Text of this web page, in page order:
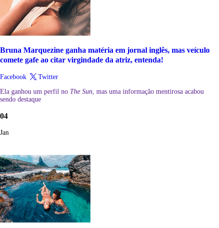
Bruna Marquezine ganha matéria em jornal inglês, mas veículo
comete gafe ao citar virgindade da atriz, entenda!
Facebook
Twitter
Ela ganhou um perfil no The Sun , mas uma informação mentirosa acabou
sendo destaque
04
Jan